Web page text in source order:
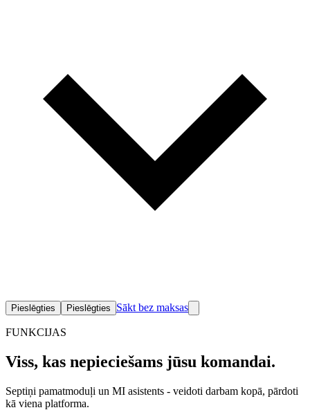
Pieslēgties Pieslēgties Sākt bez maksas
FUNKCIJAS
Viss, kas nepieciešams jūsu komandai.
Septiņi pamatmoduļi un MI asistents - veidoti darbam kopā, pārdoti
kā viena platforma.